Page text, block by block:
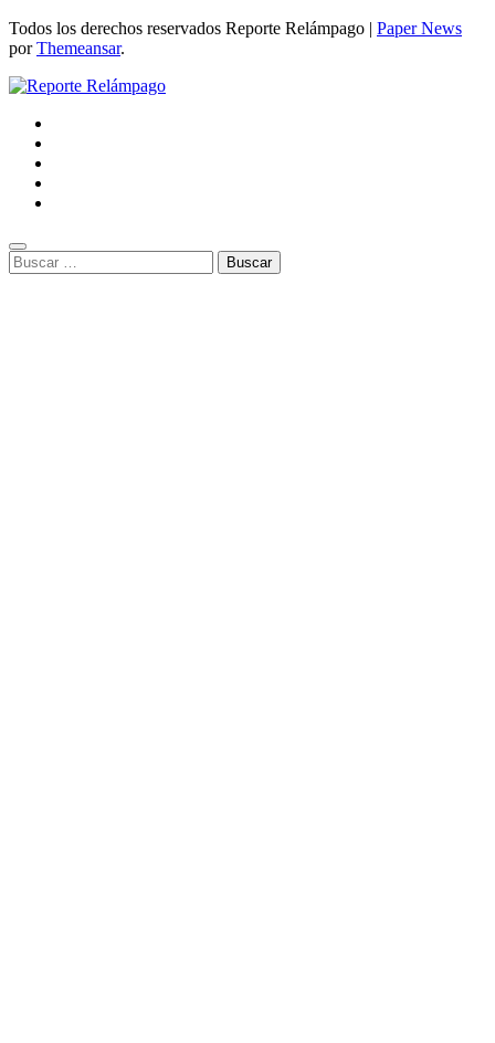
Todos los derechos reservados Reporte Relámpago | Paper News
porThemeansar.
Buscar: